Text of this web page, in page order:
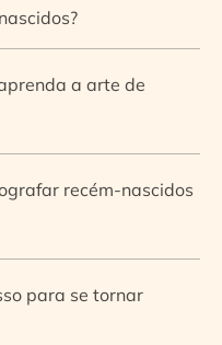
a arte de
recém-nascidos
para se tornar